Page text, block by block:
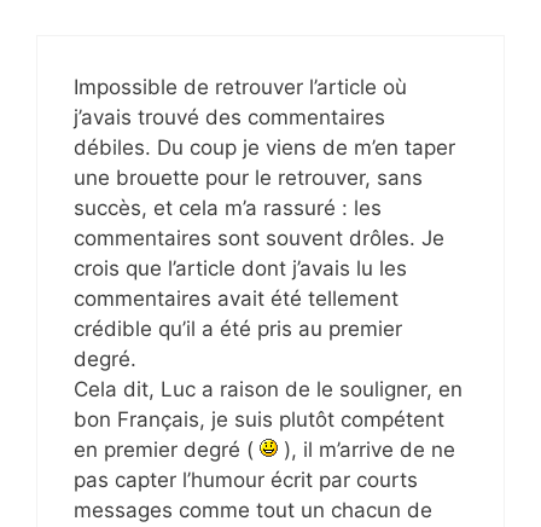
Impossible de retrouver l’article où
j’avais trouvé des commentaires
débiles. Du coup je viens de m’en taper
une brouette pour le retrouver, sans
succès, et cela m’a rassuré : les
commentaires sont souvent drôles. Je
crois que l’article dont j’avais lu les
commentaires avait été tellement
crédible qu’il a été pris au premier
degré.
Cela dit, Luc a raison de le souligner, en
bon Français, je suis plutôt compétent
en premier degré (
), il m’arrive de ne
pas capter l’humour écrit par courts
messages comme tout un chacun de